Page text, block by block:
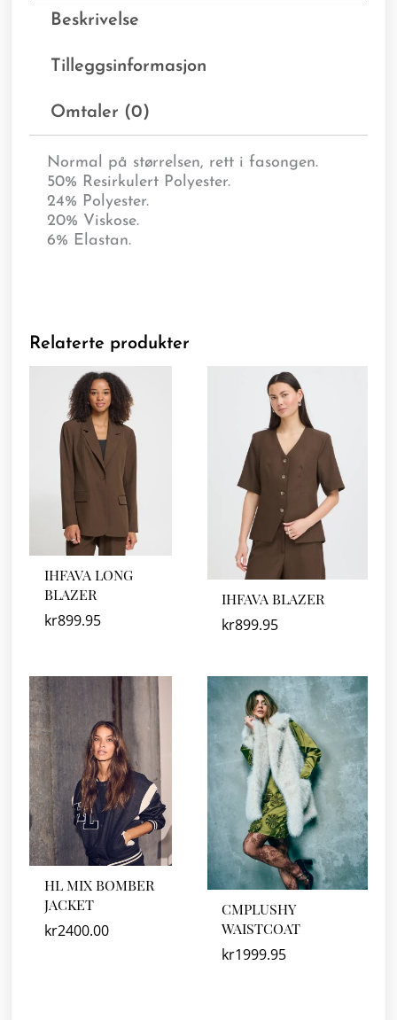
Beskrivelse
Tilleggsinformasjon
Omtaler (0)
Normal på størrelsen, rett i fasongen.
50% Resirkulert Polyester.
24% Polyester.
20% Viskose.
6% Elastan.
Relaterte produkter
IHFAVA LONG
BLAZER
kr899.95
IHFAVA BLAZER
kr899.95
HL MIX BOMBER
JACKET
kr2400.00
CMPLUSHY
WAISTCOAT
kr1999.95